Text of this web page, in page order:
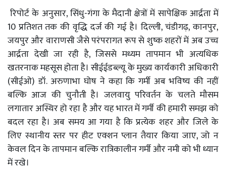
रिपोर्ट के अनुसार, सिंधु-गंगा के मैदानी क्षेत्रों में सापेक्षिक आर्द्रता में
10 प्रतिशत तक की वृद्धि दर्ज की गई है। दिल्ली, चंडीगढ़, कानपुर,
जयपुर और वाराणसी जैसे परंपरागत रूप से शुष्क शहरों में अब उच्च
आर्द्रता देखी जा रही है, जिससे मध्यम तापमान भी अत्यधिक
खतरनाक महसूस होता है। सीईईडब्ल्यू के मुख्य कार्यकारी अधिकारी
(सीईओ) डॉ. अरुणाभा घोष ने कहा कि गर्मी अब भविष्य की नहीं
बल्कि आज की चुनौती है। जलवायु परिवर्तन के चलते मौसम
लगातार अस्थिर हो रहा है और यह भारत में गर्मी की हमारी समझ को
बदल रहा है। अब समय आ गया है कि प्रत्येक शहर और जिले के
लिए स्थानीय स्तर पर हीट एक्शन प्लान तैयार किया जाए, जो न
केवल दिन के तापमान बल्कि रात्रिकालीन गर्मी और नमी को भी ध्यान
में रखे।